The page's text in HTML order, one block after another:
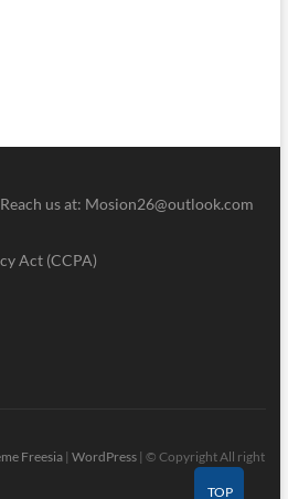
us at: Mosion26@outlook.com
Act (CCPA)
Freesia| WordPress| © Copyright All right
TOP